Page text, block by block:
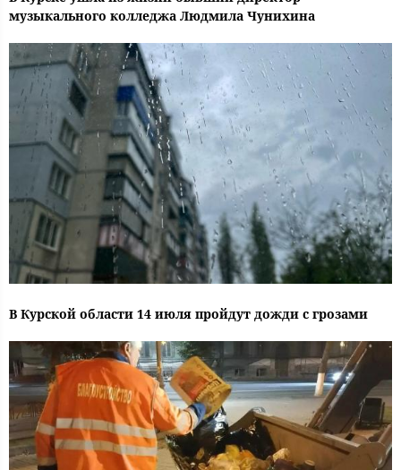
музыкального колледжа Людмила Чунихина
В Курской области 14 июля пройдут дожди с грозами